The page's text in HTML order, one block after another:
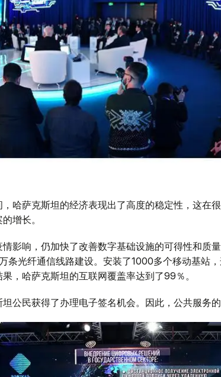
哈萨克斯坦的经济表现出了高度的稳定性，这在
增长。
影响，仍加快了改善数字基础设施的可得性和质
条光纤通信线路建设。安装了1000多个移动基站
，哈萨克斯坦的互联网覆盖率达到了99％。
公民获得了办理电子签名机会。因此，公共服务